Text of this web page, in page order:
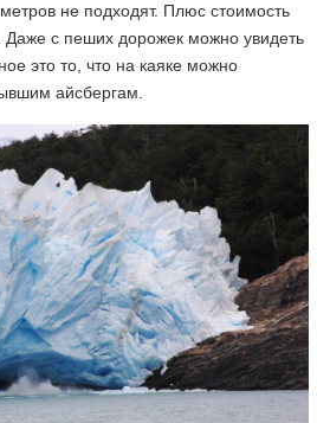
не подходят. Плюс стоимость
Даже с пеших дорожек можно увидеть
это то, что на каяке можно
айсбергам.